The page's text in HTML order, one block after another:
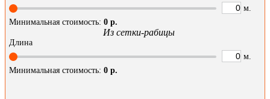
м.
Минимальная стоимость:0 р.
Из сетки-рабицы
Длина
м.
Минимальная стоимость:0 р.